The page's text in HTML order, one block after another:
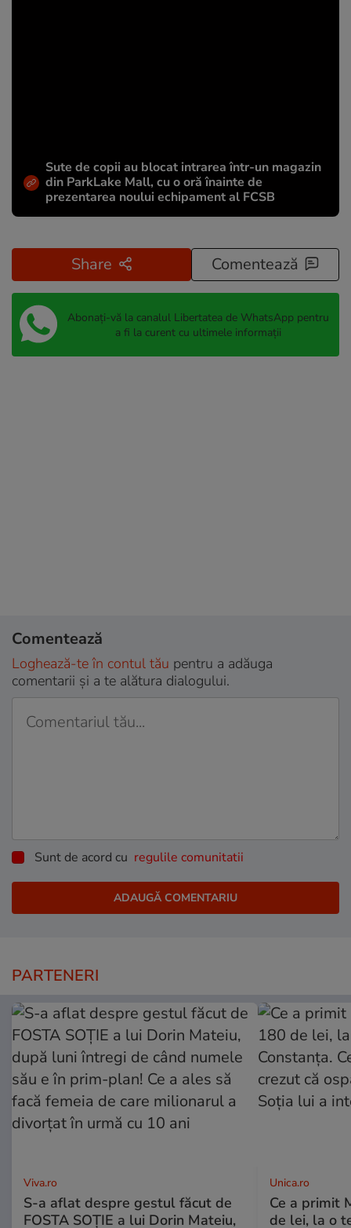
Sute de copii au blocat intrarea într-un magazin
din ParkLake Mall, cu o oră înainte de
prezentarea noului echipament al FCSB
Share Comentează
Abonați-vă la canalul Libertatea de WhatsApp pentru
a fi la curent cu ultimele informații
Comentează
Loghează-te în contul tău pentru a adăuga
comentarii și a te alătura dialogului.
Sunt de acord cu regulile comunitatii
PARTENERI
Viva.ro
S-a aflat despre gestul făcut de
FOSTA SOȚIE a lui Dorin Mateiu,
Unica.ro
Ce a primit
de lei, la o